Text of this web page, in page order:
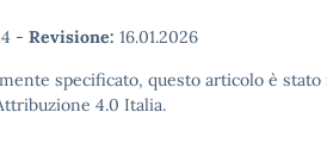
- Revisione: 16.01.2026
specificato, questo articolo è
4.0 Italia.